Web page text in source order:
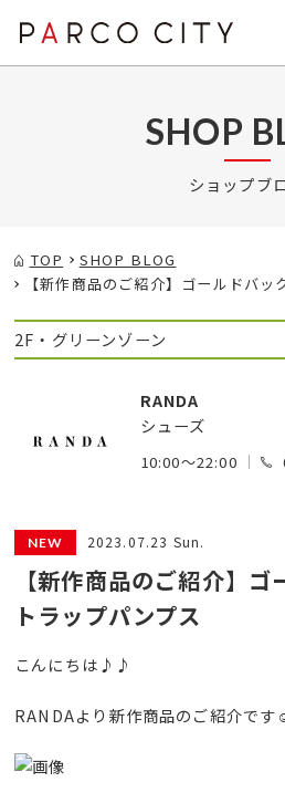
SHOP
ショップブ
TOP
SHOP BLOG
【新作商品のご紹介】ゴールドバ
2F・グリーンゾーン
RANDA
シューズ
10:00～22:00
2023.07.23 Sun.
【新作商品のご紹介】
トラップパンプス
こんにちは♪♪
RANDAより新作商品のご紹介です